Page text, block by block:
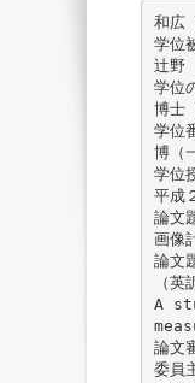
和広
学位
辻野
学位
博士
学位
博（
学位
平成
論文
画像
論文
（英
A
論文
委員